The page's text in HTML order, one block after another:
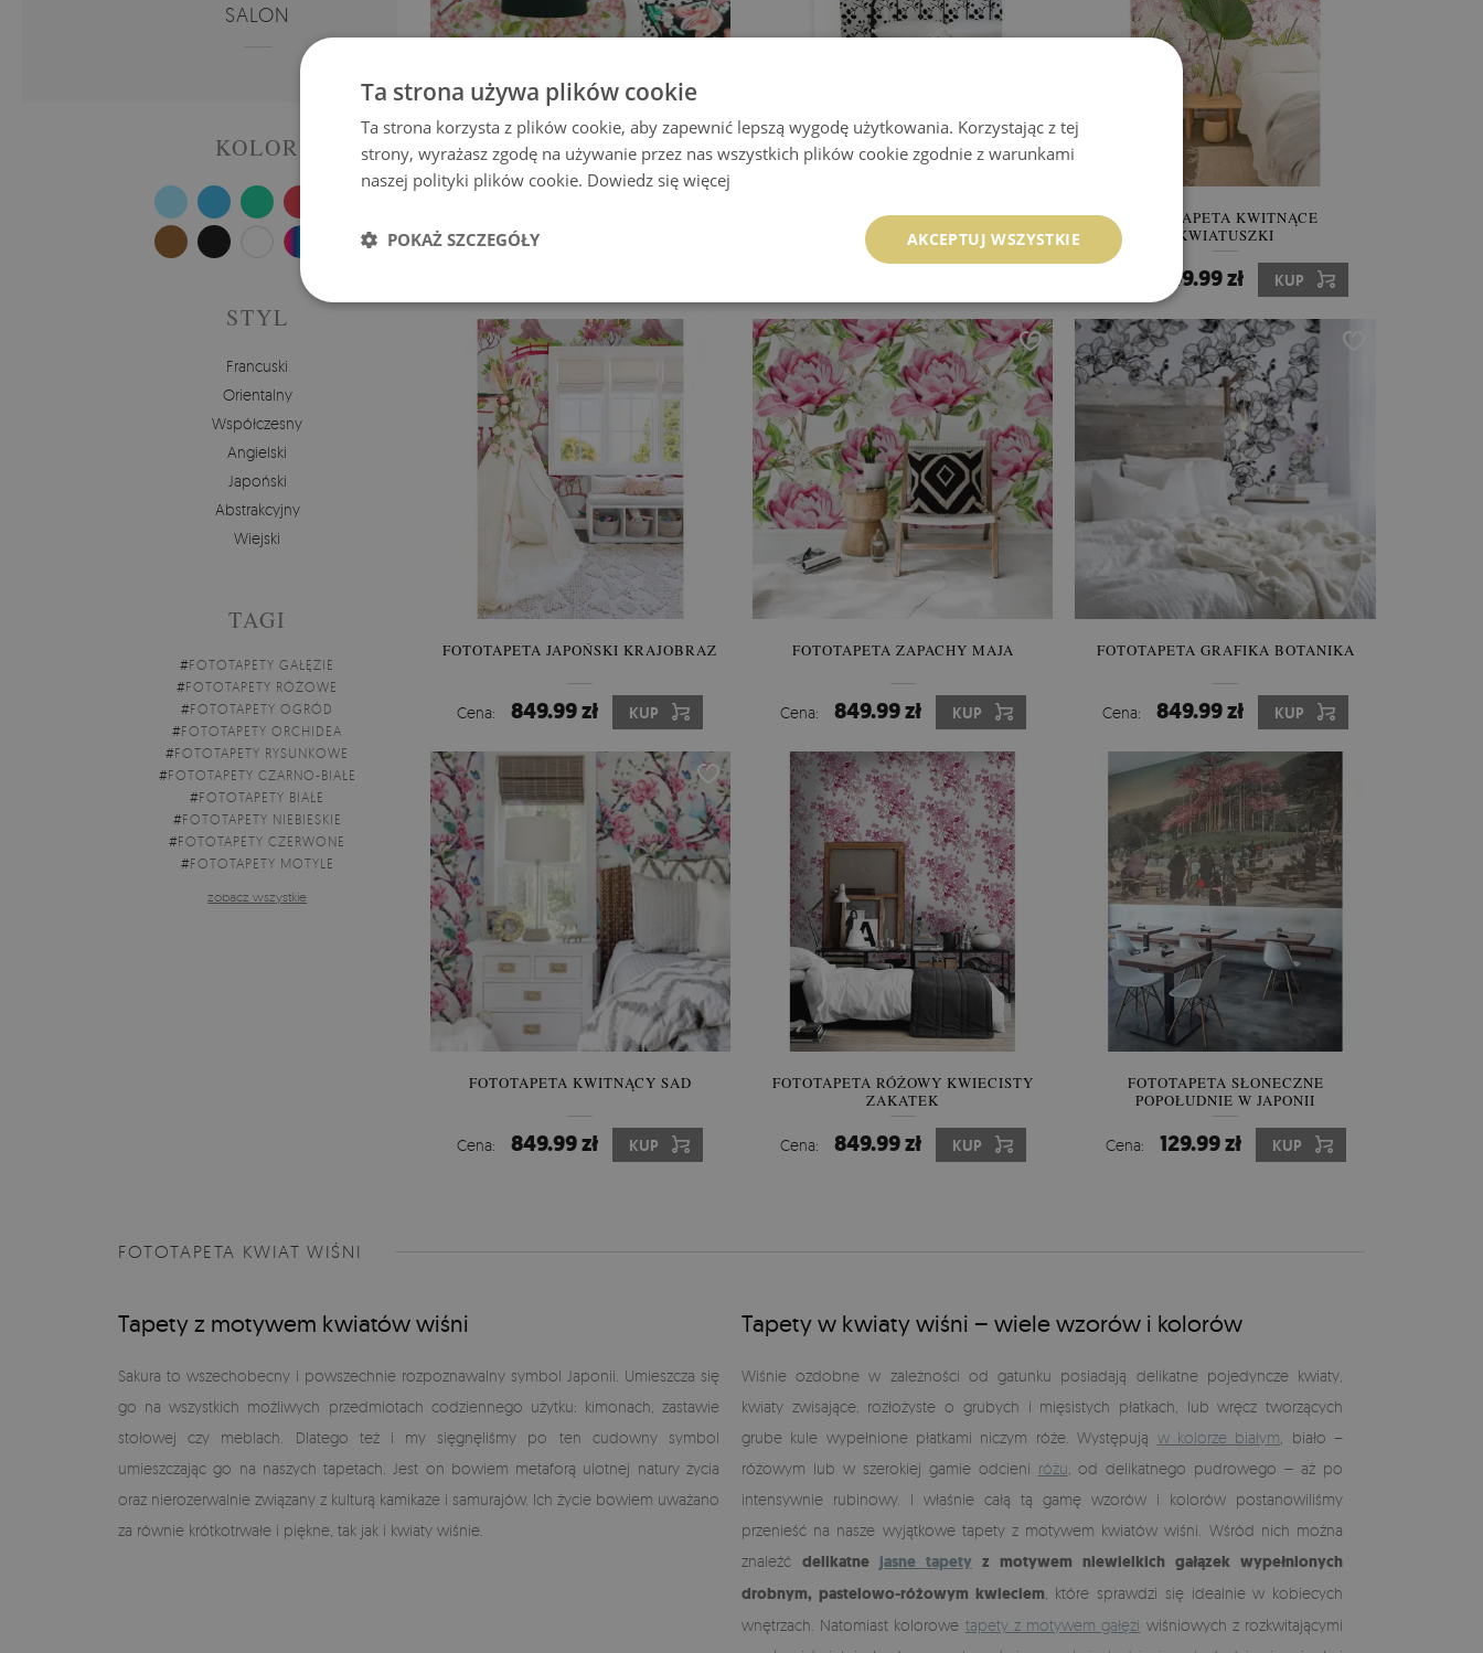
SALON
KOLOR
STYL
Francuski
Orientalny
Współczesny
Angielski
Japoński
Abstrakcyjny
Wiejski
TAGI
#FOTOTAPETY GAŁĘZIE
#FOTOTAPETY RÓŻOWE
#FOTOTAPETY OGRÓD
#FOTOTAPETY ORCHIDEA
#FOTOTAPETY RYSUNKOWE
#FOTOTAPETY CZARNO-BIAŁE
#FOTOTAPETY BIAŁE
#FOTOTAPETY NIEBIESKIE
#FOTOTAPETY CZERWONE
#FOTOTAPETY MOTYLE
zobacz wszystkie
FOTOTAPETA SYMETRYCZNE
CZARNE WIŚNIE
FOTOTAPETA KWITNĄCE
KWIATUSZKI
849.99 zł KUP
FOTOTAPETA JAPOŃSKI KRAJOBRAZ
Cena: 849.99 zł KUP
FOTOTAPETA ZAPACHY MAJA
Cena: 849.99 zł KUP
FOTOTAPETA GRAFIKA BOTANIKA
Cena: 849.99 zł KUP
FOTOTAPETA KWITNĄCY SAD
Cena: 849.99 zł KUP
FOTOTAPETA RÓŻOWY KWIECISTY
ZAKĄTEK
Cena: 849.99 zł KUP
FOTOTAPETA SŁONECZNE
POPOŁUDNIE W JAPONII
Cena: 129.99 zł KUP
FOTOTAPETA KWIAT WIŚNI
Tapety z motywem kwiatów wiśni
Sakura to wszechobecny i powszechnie rozpoznawalny symbol Japonii. Umieszcza się
go na wszystkich możliwych przedmiotach codziennego użytku: kimonach, zastawie
stołowej czy meblach. Dlatego też i my sięgnęliśmy po ten cudowny symbol
umieszczając go na naszych tapetach. Jest on bowiem metaforą ulotnej natury życia
oraz nierozerwalnie związany z kulturą kamikaze i samurajów. Ich życie bowiem uważano
za równie krótkotrwałe i piękne, tak jak i kwiaty wiśnie.
Tapety w kwiaty wiśni – wiele wzorów i kolorów
Wiśnie ozdobne w zależności od gatunku posiadają delikatne pojedyncze kwiaty,
kwiaty zwisające, rozłożyste o grubych i mięsistych płatkach, lub wręcz tworzących
grube kule wypełnione płatkami niczym róże. Występują w kolorze białym , biało –
różowym lub w szerokiej gamie odcieni różu , od delikatnego pudrowego – aż po
intensywnie rubinowy. I właśnie całą tą gamę wzorów i kolorów postanowiliśmy
przenieść na nasze wyjątkowe tapety z motywem kwiatów wiśni. Wśród nich można
znaleźć delikatne jasne tapety z motywem niewielkich gałązek wypełnionych
drobnym, pastelowo-różowym kwieciem , które sprawdzi się idealnie w kobiecych
wnętrzach. Natomiast kolorowe tapety z motywem gałęzi wiśniowych z rozkwitającymi
Ta strona używa plików cookie
Ta strona korzysta z plików cookie, aby zapewnić lepszą wygodę użytkowania. Korzystając z tej
strony, wyrażasz zgodę na używanie przez nas wszystkich plików cookie zgodnie z warunkami
naszej polityki plików cookie. Dowiedz się więcej
AKCEPTUJ WSZYSTKIE
POKAŻ SZCZEGÓŁY